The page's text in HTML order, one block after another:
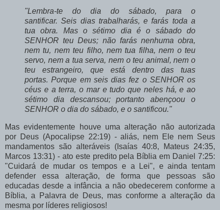
"Lembra-te do dia do sábado, para o
santificar. Seis dias trabalharás, e farás toda a
tua obra. Mas o sétimo dia é o sábado do
SENHOR teu Deus; não farás nenhuma obra,
nem tu, nem teu filho, nem tua filha, nem o teu
servo, nem a tua serva, nem o teu animal, nem o
teu estrangeiro, que está dentro das tuas
portas. Porque em seis dias fez o SENHOR os
céus e a terra, o mar e tudo que neles há, e ao
sétimo dia descansou; portanto abençoou o
SENHOR o dia do sábado, e o santificou."
Mas evidentemente houve uma alteração não autorizada
por Deus (Apocalipse 22:19) - aliás, nem Ele nem Seus
mandamentos são alteráveis (Isaías 40:8, Mateus 24:35,
Marcos 13:31) - ato este predito pela Bíblia em Daniel 7:25:
"Cuidará de mudar os tempos e a Lei", e ainda tentam
defender essa alteração, de forma que pessoas são
educadas desde a infância a não obedecerem conforme a
Bíblia, a Palavra de Deus, mas conforme a alteração da
mesma por líderes religiosos!